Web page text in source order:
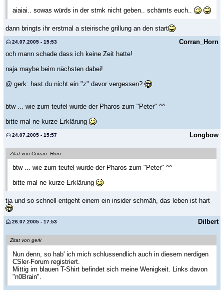
aiaiai.. sowas würds in der stmk nicht geben.. schämts euch..
dann bringts ihr erstmal a steirische grillung an den start
Corran_Horn
24.07.2005 - 15:53
och mann schade dass ich keine Zeit hatte!
naja maybe beim nächsten dabei!
@ gerk: hast du nicht ein "z" davor vergessen?
btw ... wie zum teufel wurde der Pharos zum "Peter" ^^
bitte mal ne kurze Erklärung
Longbow
24.07.2005 - 15:57
Zitat von Corran_Horn
btw ... wie zum teufel wurde der Pharos zum "Peter" ^^
bitte mal ne kurze Erklärung
tja und so schnell entgeht einem ein insider schmäh, das leben ist hart
Dilbert
26.07.2005 - 17:53
Zitat von gerk
Nun denn, so hab' ich mich schlussendlich auch in diesem nerdigen
CSler-Forum registriert.
Mittig im blauen T-Shirt befindet sich meine Wenigkeit. Links davon
"n0Brain".